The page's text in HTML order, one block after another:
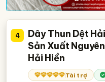
4
Dây Thun Dệt
Sản Xuất
Hải Hiền
Tài trợ